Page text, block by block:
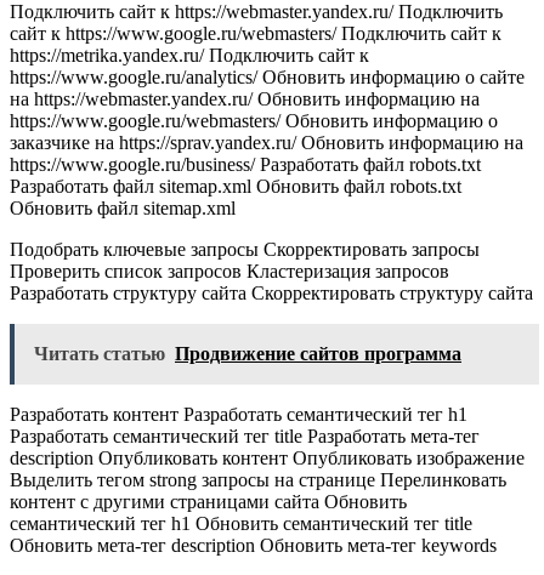
Подключить сайт к https://webmaster.yandex.ru/ Подключить
сайт к https://www.google.ru/webmasters/ Подключить сайт к
https://metrika.yandex.ru/ Подключить сайт к
https://www.google.ru/analytics/ Обновить информацию о сайте
на https://webmaster.yandex.ru/ Обновить информацию на
https://www.google.ru/webmasters/ Обновить информацию о
заказчике на https://sprav.yandex.ru/ Обновить информацию на
https://www.google.ru/business/ Разработать файл robots.txt
Разработать файл sitemap.xml Обновить файл robots.txt
Обновить файл sitemap.xml
Подобрать ключевые запросы Скорректировать запросы
Проверить список запросов Кластеризация запросов
Разработать структуру сайта Скорректировать структуру сайта
Читать статью Продвижение сайтов программа
Разработать контент Разработать семантический тег h1
Разработать семантический тег title Разработать мета-тег
description Опубликовать контент Опубликовать изображение
Выделить тегом strong запросы на странице Перелинковать
контент с другими страницами сайта Обновить
семантический тег h1 Обновить семантический тег title
Обновить мета-тег description Обновить мета-тег keywords